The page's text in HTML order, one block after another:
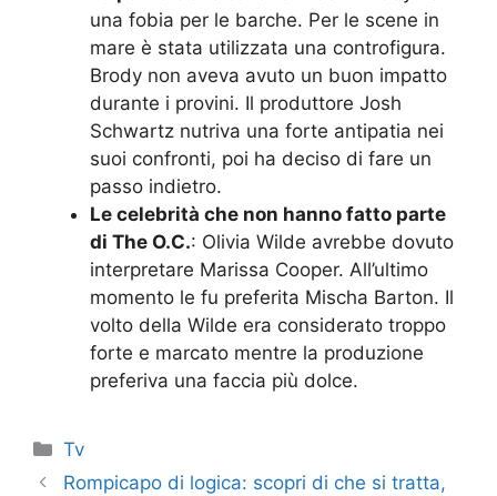
una fobia per le barche. Per le scene in
mare è stata utilizzata una controfigura.
Brody non aveva avuto un buon impatto
durante i provini. Il produttore Josh
Schwartz nutriva una forte antipatia nei
suoi confronti, poi ha deciso di fare un
passo indietro.
Le celebrità che non hanno fatto parte
di The O.C.: Olivia Wilde avrebbe dovuto
interpretare Marissa Cooper. All’ultimo
momento le fu preferita Mischa Barton. Il
volto della Wilde era considerato troppo
forte e marcato mentre la produzione
preferiva una faccia più dolce.
Categorie
Tv
Rompicapo di logica: scopri di che si tratta,